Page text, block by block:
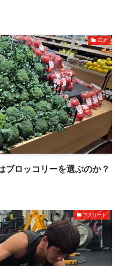
日常
ブロッコリーを選ぶのか？
アスリート